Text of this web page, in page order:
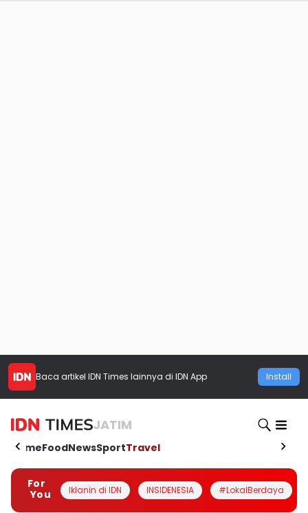
Baca artikel IDN Times lainnya di IDN App Install
JATIM
HomeFoodNewsSportTravel
For
You
Iklanin di IDN INSIDENESIA #LokalBerdaya